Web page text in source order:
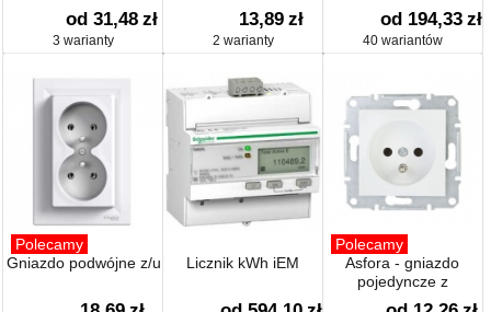
od 31,48 zł
3 warianty
13,89 zł
2 warianty
od 194,33 zł
40 wariantów
Polecamy
Gniazdo podwójne z/u
Licznik kWh iEM
Polecamy
Asfora - gniazdo
pojedyncze z
uziemieniem